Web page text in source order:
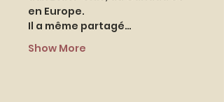
en Europe.
Il a même partagé…
Show More